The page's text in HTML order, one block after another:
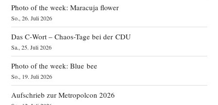
Photo of the week: Maracuja flower
So., 26. Juli 2026
Das C‑Wort – Chaos-Tage bei der CDU
Sa., 25. Juli 2026
Photo of the week: Blue bee
So., 19. Juli 2026
Aufschrieb zur Metropolcon 2026